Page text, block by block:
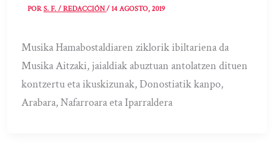
PORS. F. / REDACCIÓN/14 AGOSTO, 2019
Musika Hamabostaldiaren ziklorik ibiltariena da
Musika Aitzaki, jaialdiak abuztuan antolatzen dituen
kontzertu eta ikuskizunak, Donostiatik kanpo,
Arabara, Nafarroara eta Iparraldera